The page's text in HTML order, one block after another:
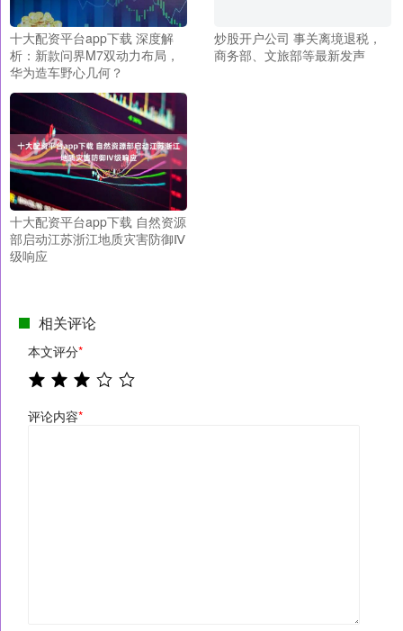
十大配资平台app下载 深度解
析：新款问界M7双动力布局，
华为造车野心几何？
炒股开户公司 事关离境退税，
商务部、文旅部等最新发声
十大配资平台app下载 自然资源
部启动江苏浙江地质灾害防御Ⅳ
级响应
相关评论
本文评分*
评论内容*